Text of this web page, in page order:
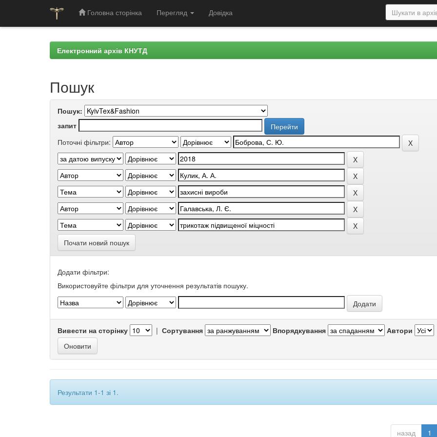
Головна сторінка Перегляд Довідка
Електронний архів КНУТД
Пошук
Пошук:
запит
Поточні фільтри:
Почати новий пошук
Додати фільтри:
Використовуйте фільтри для уточнення результатів пошуку.
Вивести на сторінку | Сортування Впорядкування Автори
Результати 1-1 зі 1.
назад 1